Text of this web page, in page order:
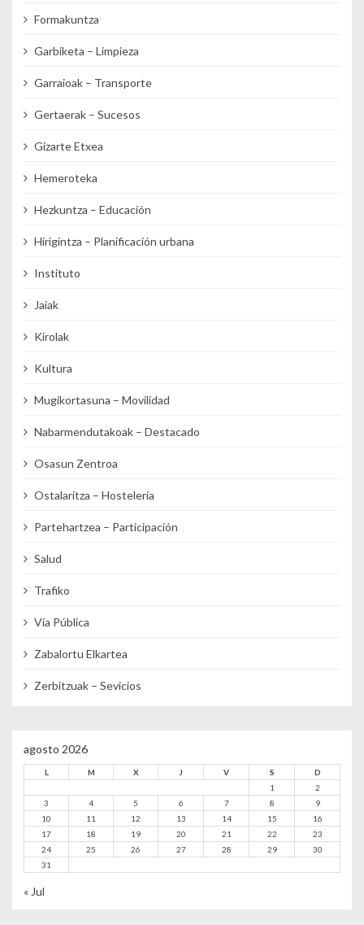
Formakuntza
Garbiketa – Limpieza
Garraioak – Transporte
Gertaerak – Sucesos
Gizarte Etxea
Hemeroteka
Hezkuntza – Educación
Hirigintza – Planificación urbana
Instituto
Jaiak
Kirolak
Kultura
Mugikortasuna – Movilidad
Nabarmendutakoak – Destacado
Osasun Zentroa
Ostalaritza – Hostelería
Partehartzea – Participación
Salud
Trafiko
Vía Pública
Zabalortu Elkartea
Zerbitzuak – Sevicios
agosto 2026
L M X J V S
D
1
2
3
4 5 6 7 8
9
10
11 12 13 14 15
16
17
18 19 20 21 22
23
24
25 26 27 28 29
30
31
« Jul